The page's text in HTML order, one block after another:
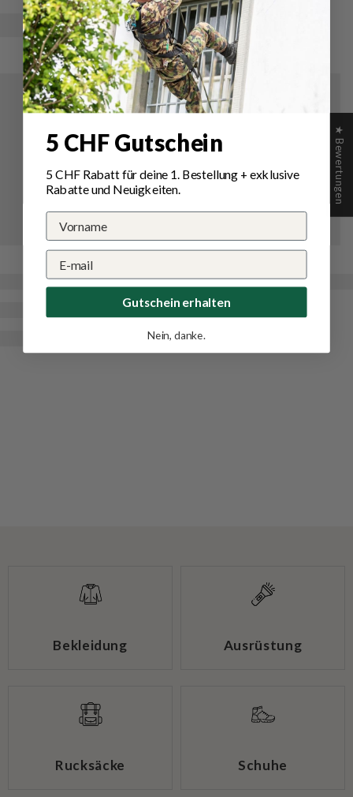
Bekleidung Ausrüstung
Rucksäcke Schuhe
★ Bewertungen
5 CHF Gutschein
5 CHF Rabatt für deine 1. Bestellung+ exklusive
Rabatte und Neuigkeiten.
Gutschein erhalten
Nein, danke.